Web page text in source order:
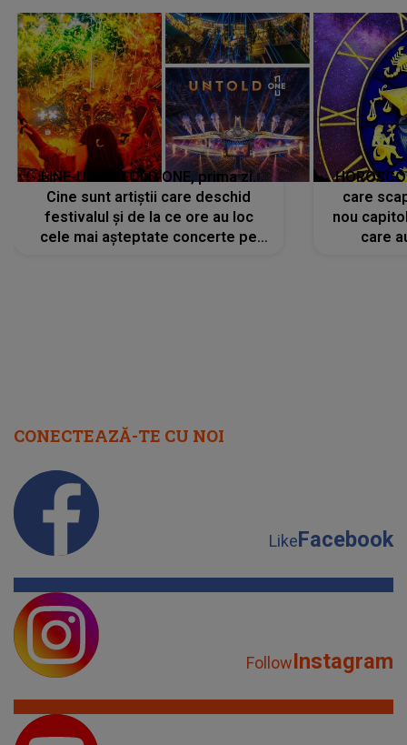
LINE-UP UNTOLD ONE, prima zi.
Cine sunt artiștii care deschid
festivalul și de la ce ore au loc
cele mai așteptate concerte pe
care
nou
care
CONECTEAZĂ-TE CU NOI
LikeFacebook
FollowInstagram